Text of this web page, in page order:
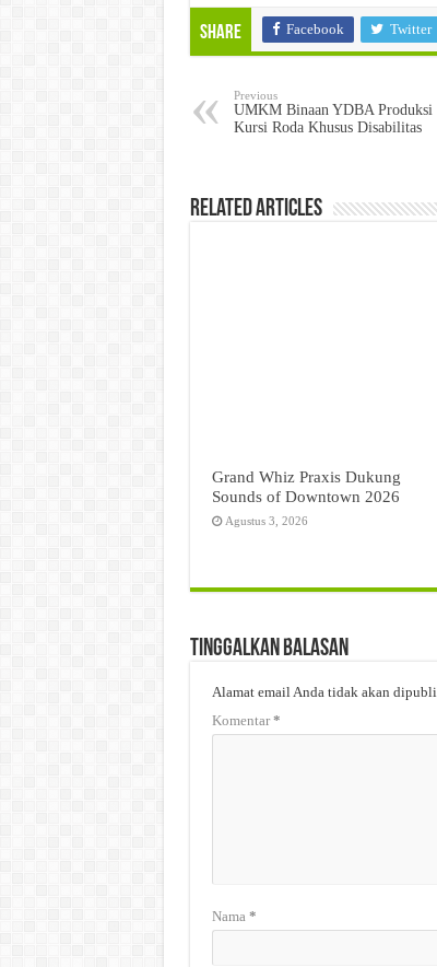
Share Facebook Twitter
Previous
UMKM Binaan YDBA Produksi
Kursi Roda Khusus Disabilitas
Related Articles
Grand Whiz Praxis Dukung
Sounds of Downtown 2026
Agustus 3, 2026
Tinggalkan Balasan
Alamat email Anda tidak akan
Komentar*
Nama *